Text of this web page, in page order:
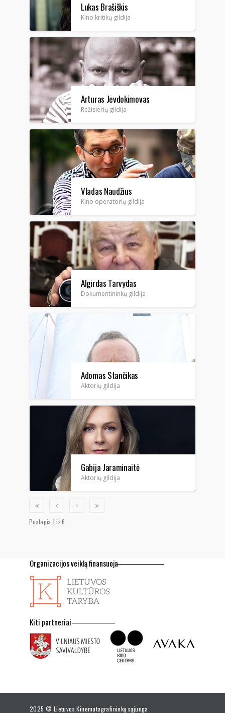
Lukas Brašiškis
Kino kritikų gildija
Arturas Jevdokimovas
Režisierių gildija
Vladas Naudžius
Kino operatorių gildija
Algirdas Tarvydas
Dokumentininkų gildija
Adomas Stančikas
Aktorių gildija
Gabija Jaraminaitė
Aktorių gildija
Puslapis 1 iš 6
Organizacijos veiklą finansuoja
Kiti partneriai
2025 © Lietuvos Kinematografininkų sąjunga